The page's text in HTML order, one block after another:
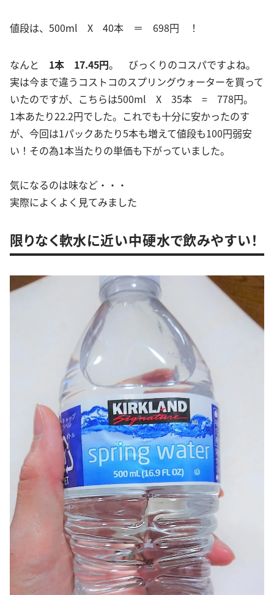
値段は、500ml X 40本 ＝ 698円 ！
なんと 1本 17.45円。 びっくりのコスパですよね。
実は今まで違うコストコのスプリングウォーターを買って
いたのですが、こちらは500ml X 35本 = 778円。
1本あたり22.2円でした。これでも十分に安かったのす
が、今回は1パックあたり5本も増えて値段も100円弱安
い！その為1本当たりの単価も下がっていました。
気になるのは味など・・・
実際によくよく見てみました
限りなく軟水に近い中硬水で飲みやすい！